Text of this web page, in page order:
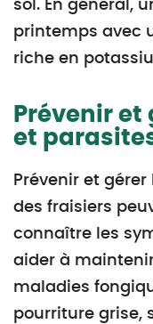
sol. En général,
printemps avec
riche en
Prévenir
et
Prévenir et
des fraisiers
connaître les
aider à
maladies
pourriture grise,